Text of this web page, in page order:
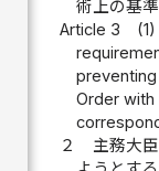
術上の基
Article 3
(1)
Order
２
主務大